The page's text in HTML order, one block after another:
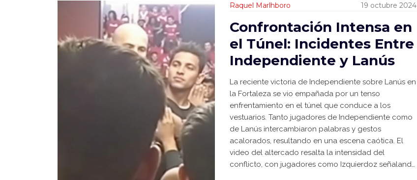
Raquel Marlhboro 19 octubre 2024
Confrontación Intensa en
el Túnel: Incidentes Entre
Independiente y Lanús
La reciente victoria de Independiente sobre Lanús en
la Fortaleza se vio empañada por un tenso
enfrentamiento en el túnel que conduce a los
vestuarios. Tanto jugadores de Independiente como
de Lanús intercambiaron palabras y gestos
acalorados, resultando en una escena caótica. El
video del altercado resalta la intensidad del
conflicto, con jugadores como Izquierdoz señalando